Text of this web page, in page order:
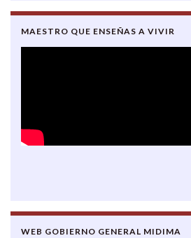
MAESTRO QUE ENSEÑAS A VIVIR
WEB GOBIERNO GENERAL MIDIMA